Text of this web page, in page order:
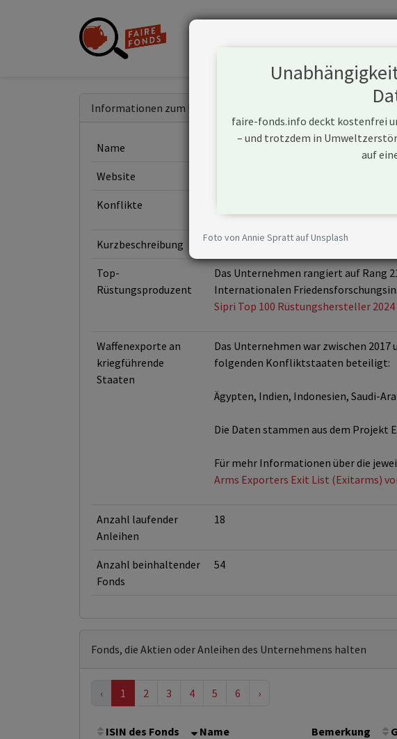
Informationen zum Unternehmen
Name
Website
Konflikte
Kurzbeschreibung Hanwha Aerospace (ehemals
Top-
Rüstungsproduzent
Das Unternehmen rangiert auf Rang
Internationalen
Sipri Top 100 Rüstungshersteller 2024
Waffenexporte an
kriegführende
Staaten
Das Unternehmen war zwischen
folgenden Konfliktstaaten beteiligt:
Ägypten, Indien, Indonesien, Saudi-
Die Daten stammen aus dem Projekt
Für mehr Informationen über die
Arms Exporters Exit List (Exitarms)
Anzahl laufender
Anleihen
18
Anzahl beinhaltender
Fonds
54
Fonds, die Aktien oder Anleihen des Unternehmens halten
‹ 1 2 3 4 5 6 ›
ISIN des Fonds Name Bemerkung
faire-fonds.info deckt kostenfrei
– und trotzdem in
auf
Foto von Annie Spratt auf Unsplash